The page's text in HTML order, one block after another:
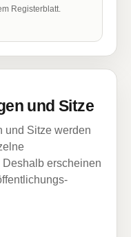
Registerblatt.
und Sitze
und Sitze werden
erscheinen